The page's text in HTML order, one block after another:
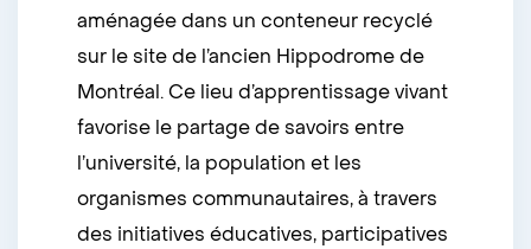
aménagée dans un conteneur recyclé
sur le site de l’ancien Hippodrome de
Montréal. Ce lieu d’apprentissage vivant
favorise le partage de savoirs entre
l’université, la population et les
organismes communautaires, à travers
des initiatives éducatives, participatives